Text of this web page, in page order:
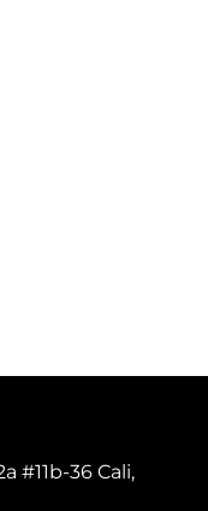
#11b-36 Cali,